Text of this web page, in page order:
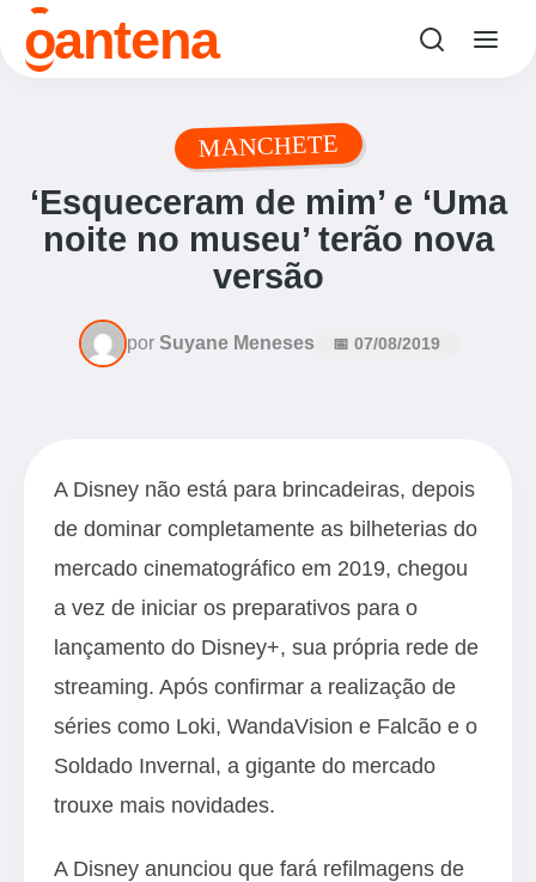
oantena
MANCHETE
‘Esqueceram de mim’ e ‘Uma
noite no museu’ terão nova
versão
por Suyane Meneses 📅 07/08/2019
A Disney não está para brincadeiras, depois
de dominar completamente as bilheterias do
mercado cinematográfico em 2019, chegou
a vez de iniciar os preparativos para o
lançamento do Disney+, sua própria rede de
streaming. Após confirmar a realização de
séries como Loki, WandaVision e Falcão e o
Soldado Invernal, a gigante do mercado
trouxe mais novidades.
A Disney anunciou que fará refilmagens de